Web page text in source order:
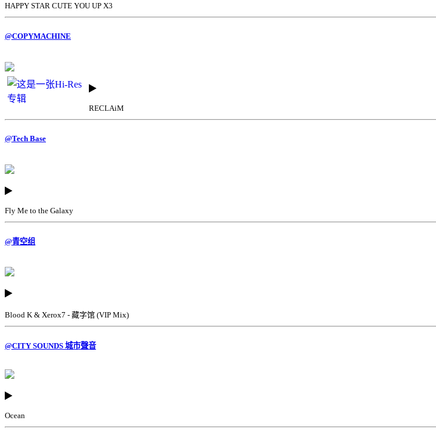
HAPPY STAR CUTE YOU UP X3
@COPYMACHINE
RECLAiM
@Tech Base
Fly Me to the Galaxy
@青空组
Blood K & Xerox7 - 藏字馆 (VIP Mix)
@CITY SOUNDS 城市聲音
Ocean